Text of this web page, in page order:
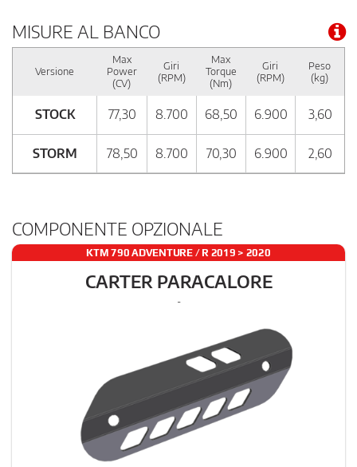
MISURE AL BANCO
Versione
Max
Power
(CV)
Giri
(RPM)
Max
Torque
(Nm)
Giri
(RPM)
Peso
(kg)
STOCK 77,30 8.700 68,50 6.900 3,60
STORM 78,50 8.700 70,30 6.900 2,60
COMPONENTE OPZIONALE
KTM 790 ADVENTURE / R 2019 > 2020
CARTER PARACALORE
-